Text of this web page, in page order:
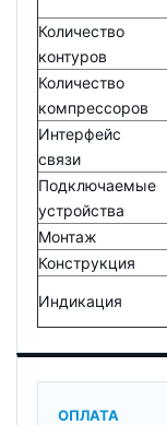
Количество
контуров
Количество
компрессоров
Интерфейс
связи
Подключаемые
устройства
Монтаж
Конструкция
Индикация
ОПЛАТА